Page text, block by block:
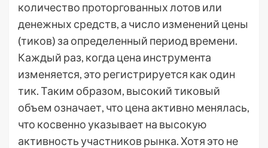
количество проторгованных лотов или
денежных средств, а число изменений цены
(тиков) за определенный период времени.
Каждый раз, когда цена инструмента
изменяется, это регистрируется как один
тик. Таким образом, высокий тиковый
объем означает, что цена активно менялась,
что косвенно указывает на высокую
активность участников рынка. Хотя это не